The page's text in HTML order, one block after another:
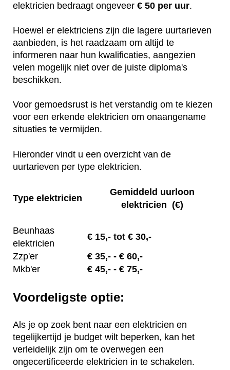
elektricien bedraagt ongeveer € 50 per uur.
Hoewel er elektriciens zijn die lagere uurtarieven
aanbieden, is het raadzaam om altijd te
informeren naar hun kwalificaties, aangezien
velen mogelijk niet over de juiste diploma's
beschikken.
Voor gemoedsrust is het verstandig om te kiezen
voor een erkende elektricien om onaangename
situaties te vermijden.
Hieronder vindt u een overzicht van de
uurtarieven per type elektricien.
Type elektricien
Gemiddeld uurloon
elektricien (€)
Beunhaas
elektricien
€ 15,- tot € 30,-
Zzp'er
€ 35,- - € 60,-
Mkb'er
€ 45,- - € 75,-
Voordeligste optie:
Als je op zoek bent naar een elektricien en
tegelijkertijd je budget wilt beperken, kan het
verleidelijk zijn om te overwegen een
ongecertificeerde elektricien in te schakelen.